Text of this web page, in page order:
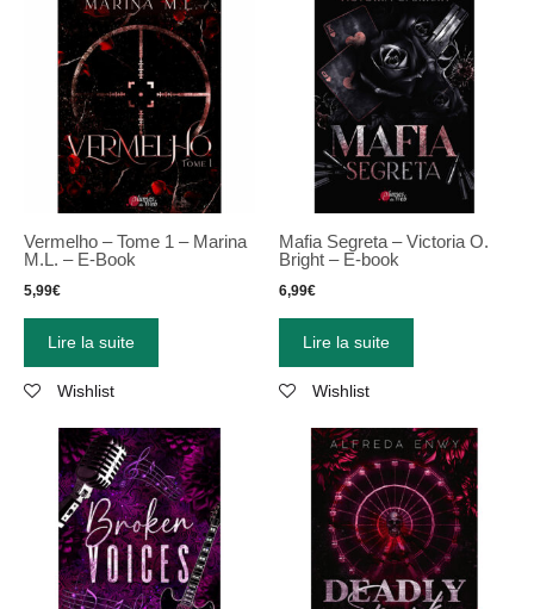
Vermelho – Tome 1 – Marina
M.L. – E-Book
5,99€
Lire la suite
Wishlist
Mafia Segreta – Victoria O.
Bright – E-book
6,99€
Lire la suite
Wishlist